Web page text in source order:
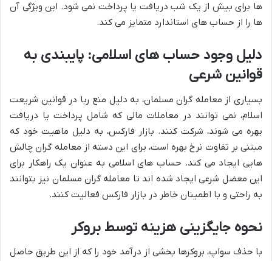
ها برای بیش از یک شب دریافت یا پرداخت نمی شود. این ویژگی آن
ها را از حساب های استاندارد متمایز می کند.
دلیل وجود حساب های اسلامی: پایبندی به
قوانین شرعی
بسیاری از معامله گران مسلمان، به دلیل منع ربا در قوانین شریعت
اسلام، نمی توانند در معاملات مالی که شامل پرداخت یا دریافت
بهره می شوند، شرکت کنند. بازار فارکس، به دلیل ماهیت خود که
مبتنی بر تفاوت نرخ بهره است، برای این دسته از معامله گران چالش
هایی ایجاد می کند. حساب های اسلامی به عنوان یک راهکار برای
این معضل شرعی ایجاد شده اند تا معامله گران مسلمان نیز بتوانند
به راحتی و با اطمینان خاطر در بازار فارکس فعالیت کنند.
نحوه جایگزینی هزینه توسط بروکر
با حذف سواپ، بروکرها بخشی از درآمد خود را که از این طریق حاصل